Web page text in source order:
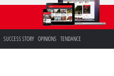
SUCCESS STORY OPINIONS TENDANCE